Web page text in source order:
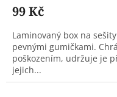
99 Kč
Laminovaný box na
pevnými gumičkami.
poškozením, udržuje je
jejich...